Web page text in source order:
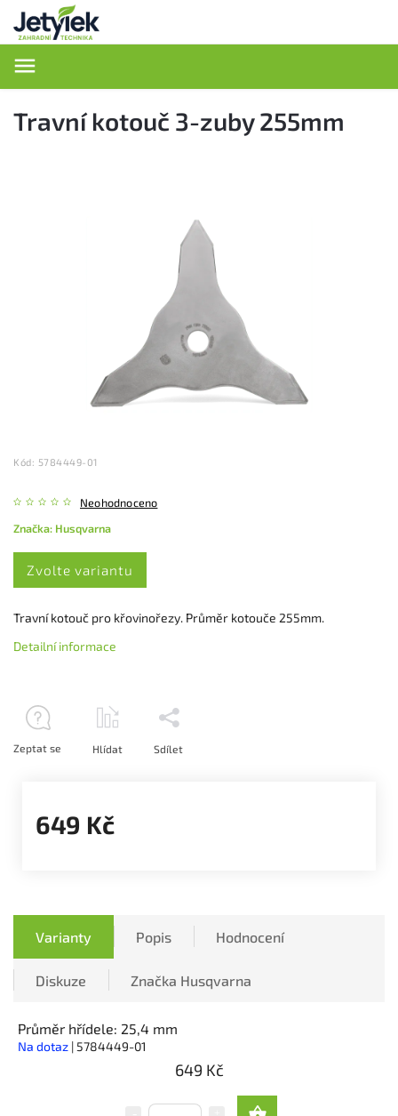
Travní kotouč 3-zuby 255mm
Kód: 5784449-01
Neohodnoceno
Značka: Husqvarna
649 Kč
Zvolte variantu
Travní kotouč pro křovinořezy. Průměr kotouče 255mm.
Detailní informace
Zeptat se Hlídat Sdílet
Varianty Popis Hodnocení
Diskuze Značka Husqvarna
Průměr hřídele: 25,4 mm
Na dotaz | 5784449-01
649 Kč